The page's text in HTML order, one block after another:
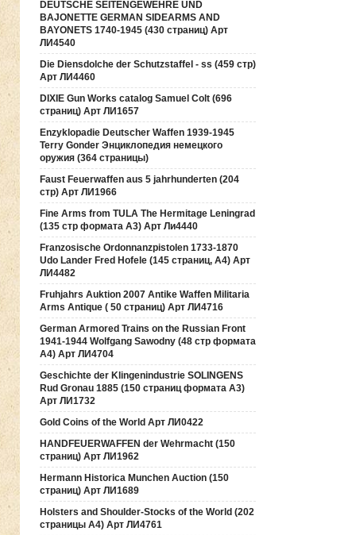
DEUTSCHE SEITENGEWEHRE UND
BAJONETTE GERMAN SIDEARMS AND
BAYONETS 1740-1945 (430 страниц) Арт
ЛИ4540
Die Diensdolche der Schutzstaffel - ss (459 стр)
Арт ЛИ4460
DIXIE Gun Works catalog Samuel Colt (696
страниц) Арт ЛИ1657
Enzyklopadie Deutscher Waffen 1939-1945
Terry Gonder Энциклопедия немецкого
оружия (364 страницы)
Faust Feuerwaffen aus 5 jahrhunderten (204
стр) Арт ЛИ1966
Fine Arms from TULA The Hermitage Leningrad
(135 стр формата А3) Арт Ли4440
Franzosische Ordonnanzpistolen 1733-1870
Udo Lander Fred Hofele (145 страниц, А4) Арт
ЛИ4482
Fruhjahrs Auktion 2007 Antike Waffen Militaria
Arms Antique ( 50 страниц) Арт ЛИ4716
German Armored Trains on the Russian Front
1941-1944 Wolfgang Sawodny (48 стр формата
А4) Арт ЛИ4704
Geschichte der Klingenindustrie SOLINGENS
Rud Gronau 1885 (150 страниц формата А3)
Арт ЛИ1732
Gold Coins of the World Арт ЛИ0422
HANDFEUERWAFFEN der Wehrmacht (150
страниц) Арт ЛИ1962
Hermann Historica Munchen Auction (150
страниц) Арт ЛИ1689
Holsters and Shoulder-Stocks of the World (202
страницы А4) Арт ЛИ4761